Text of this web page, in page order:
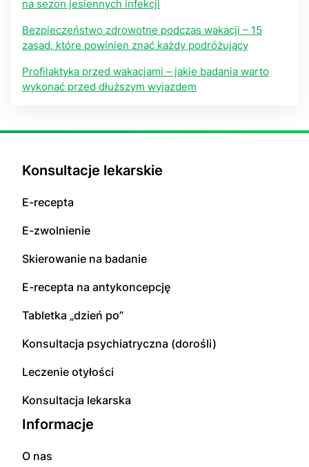
na sezon jesiennych infekcji
Bezpieczeństwo zdrowotne podczas wakacji – 15
zasad, które powinien znać każdy podróżujący
Profilaktyka przed wakacjami – jakie badania warto
wykonać przed dłuższym wyjazdem
Konsultacje lekarskie
E-recepta
E-zwolnienie
Skierowanie na badanie
E-recepta na antykoncepcję
Tabletka „dzień po”
Konsultacja psychiatryczna (dorośli)
Leczenie otyłości
Konsultacja lekarska
Informacje
O nas